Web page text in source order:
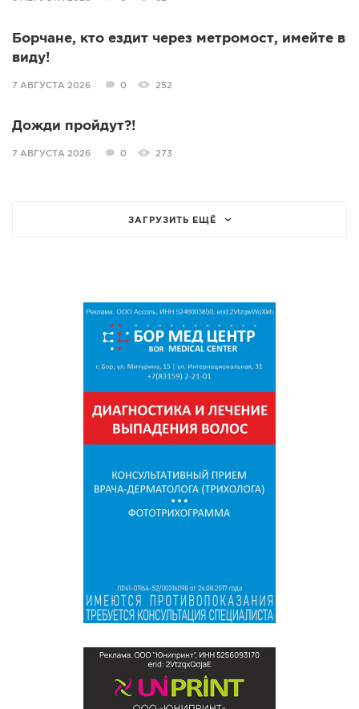
Борчане, кто ездит через метромост, имейте в
виду!
7 АВГУСТА 2026 0 252
Дожди пройдут?!
7 АВГУСТА 2026 0 273
ЗАГРУЗИТЬ ЕЩЁ